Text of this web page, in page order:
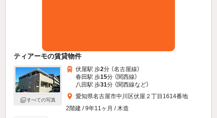
ティアーモの賃貸物件
すべての写真
伏屋駅 歩2分 （名古屋線）
春田駅 歩15分 （関西線）
八田駅 歩31分 （関西線など）
愛知県名古屋市中川区伏屋２丁目1614番地
2階建 / 9年11ヶ月 / 木造